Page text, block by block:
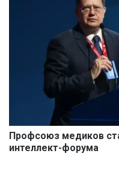
Профсоюз медиков
интеллект-форума